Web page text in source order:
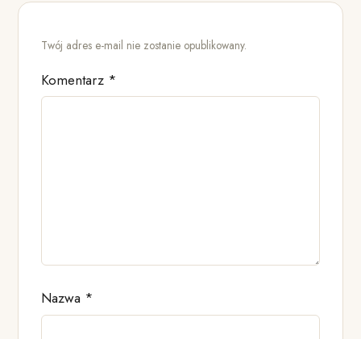
Twój adres e-mail nie zostanie opublikowany.
Komentarz *
Nazwa *